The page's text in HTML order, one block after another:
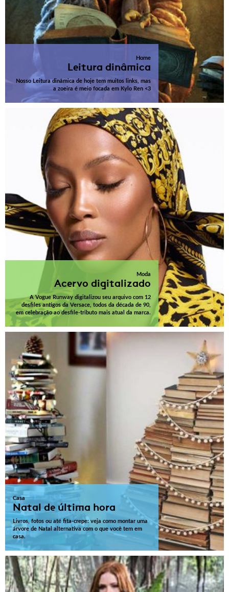
Home
Leitura dinâmica
Nosso Leitura dinâmica de hoje tem muitos links, mas
a zoeira é meio focada em Kylo Ren <3
Moda
Acervo digitalizado
A Vogue Runway digitalizou seu arquivo com 12
desfiles antigos da Versace, todos da década de 90,
em celebração ao desfile-tributo mais atual da marca.
Casa
Natal de última hora
Livros, fotos ou até fita-crepe: veja como montar uma
árvore de Natal alternativa com o que você tem em
casa.